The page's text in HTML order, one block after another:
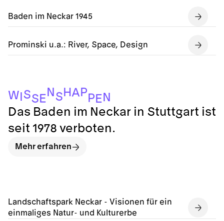
Baden im Neckar 1945
Prominski u.a.: River, Space, Design
Landschaftspark Neckar - Visionen für ein
einmaliges Natur- und Kulturerbe
W SSENS H APPE N
Das Baden im Neckar in Stuttgart ist
seit 1978 verboten.
Mehr erfahren